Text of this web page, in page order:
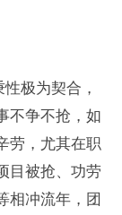
极为契合，
不争不抢，如
劳，尤其在职
目被抢、功劳
相冲流年，团